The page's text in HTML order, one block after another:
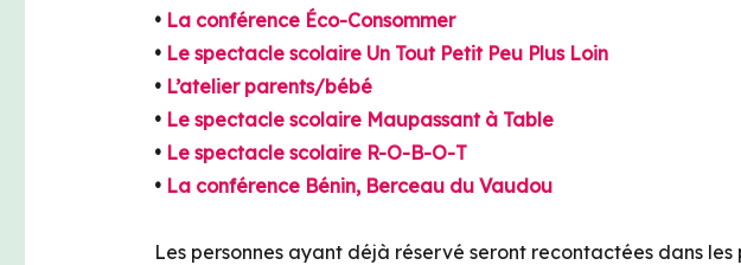
• La conférence Éco-Consommer
• Le spectacle scolaire Un Tout Petit Peu Plus Loin
• L’atelier parents/bébé
• Le spectacle scolaire Maupassant à Table
• Le spectacle scolaire R-O-B-O-T
• La conférence Bénin, Berceau du Vaudou
Les personnes ayant déjà réservé seront recontactées dans